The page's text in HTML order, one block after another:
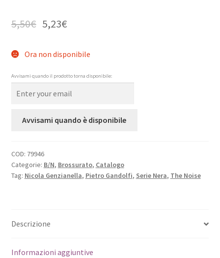
5,50€ 5,23€
Ora non disponibile
Avvisami quando il prodotto torna disponibile:
Avvisami quando è disponibile
COD: 79946
Categorie: B/N, Brossurato, Catalogo
Tag: Nicola Genzianella, Pietro Gandolfi, Serie Nera, The Noise
Descrizione
Informazioni aggiuntive